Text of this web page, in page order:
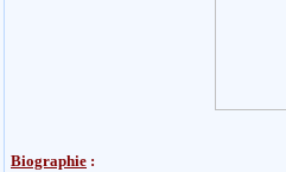
Biographie :